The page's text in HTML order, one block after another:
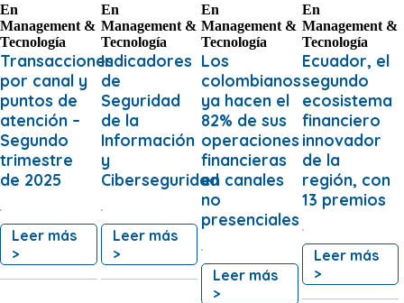
En
Management &
Tecnología
Transacciones
por canal y
puntos de
atención –
Segundo
trimestre
de 2025
Leer más
>
En
Management &
Tecnología
Indicadores
de
Seguridad
de la
Información
y
Ciberseguridad
Leer más
>
En
Management &
Tecnología
Los
colombianos
ya hacen el
82% de sus
operaciones
financieras
en canales
no
presenciales
Leer más
>
En
Management &
Tecnología
Ecuador, el
segundo
ecosistema
financiero
innovador
de la
región, con
13 premios
Leer más
>